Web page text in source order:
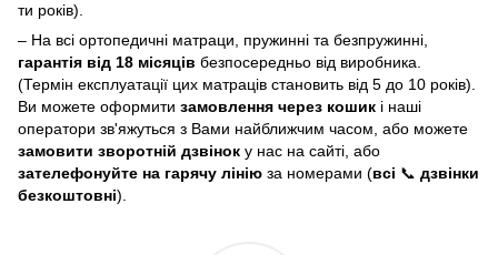
ти років).
– На всі ортопедичні матраци, пружинні та безпружинні,
гарантія від 18 місяців безпосередньо від виробника.
(Термін експлуатації цих матраців становить від 5 до 10 років).
Ви можете оформити замовлення через кошик і наші
оператори зв'яжуться з Вами найближчим часом, або можете
замовити зворотній дзвінок у нас на сайті, або
зателефонуйте на гарячу лінію за номерами (всі 📞 дзвінки
безкоштовні).